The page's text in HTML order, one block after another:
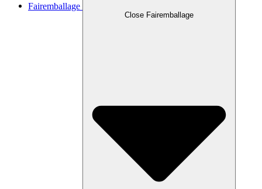
Fairemballage
Close Fairemballage